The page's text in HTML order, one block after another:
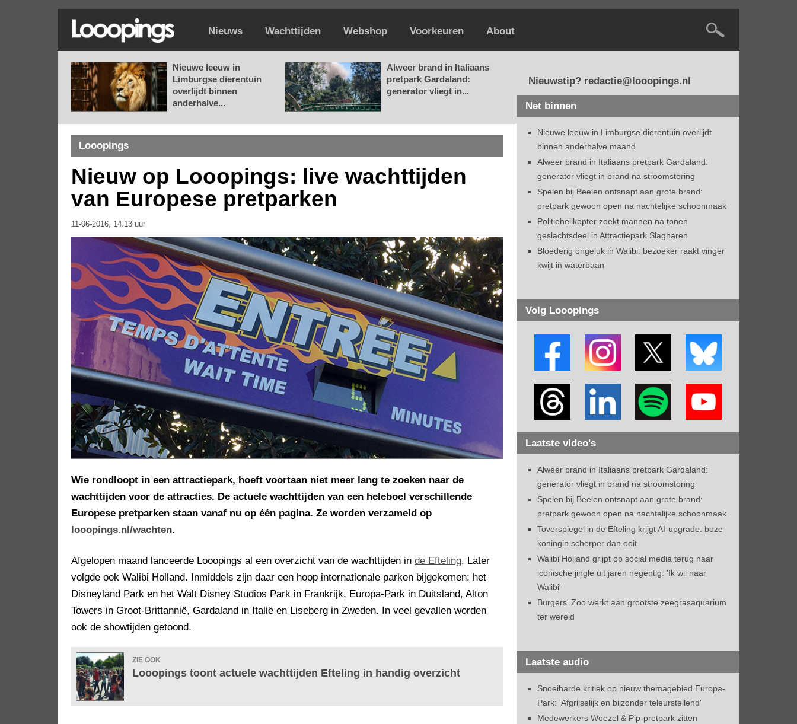
Nieuws Wachttijden Webshop Voorkeuren About
Nieuwe leeuw in
Limburgse dierentuin
overlijdt binnen
anderhalve...
Alweer brand in Italiaans
pretpark Gardaland:
generator vliegt in...
Looopings
Nieuw op Looopings: live wachttijden
van Europese pretparken
11-06-2016, 14.13 uur
Wie rondloopt in een attractiepark, hoeft voortaan niet meer lang te zoeken naar de
wachttijden voor de attracties. De actuele wachttijden van een heleboel verschillende
Europese pretparken staan vanaf nu op één pagina. Ze worden verzameld op
looopings.nl/wachten.
Afgelopen maand lanceerde Looopings al een overzicht van de wachttijden in de Efteling. Later
volgde ook Walibi Holland. Inmiddels zijn daar een hoop internationale parken bijgekomen: het
Disneyland Park en het Walt Disney Studios Park in Frankrijk, Europa-Park in Duitsland, Alton
Towers in Groot-Brittannië, Gardaland in Italië en Liseberg in Zweden. In veel gevallen worden
ook de showtijden getoond.
ZIE OOK
Looopings toont actuele wachttijden Efteling in handig overzicht
Nieuwstip? redactie@looopings.nl
Net binnen
Nieuwe leeuw in Limburgse dierentuin overlijdt
binnen anderhalve maand
Alweer brand in Italiaans pretpark Gardaland:
generator vliegt in brand na stroomstoring
Spelen bij Beelen ontsnapt aan grote brand:
pretpark gewoon open na nachtelijke schoonmaak
Politiehelikopter zoekt mannen na tonen
geslachtsdeel in Attractiepark Slagharen
Bloederig ongeluk in Walibi: bezoeker raakt vinger
kwijt in waterbaan
Volg Looopings
Laatste video's
Alweer brand in Italiaans pretpark Gardaland:
generator vliegt in brand na stroomstoring
Spelen bij Beelen ontsnapt aan grote brand:
pretpark gewoon open na nachtelijke schoonmaak
Toverspiegel in de Efteling krijgt AI-upgrade: boze
koningin scherper dan ooit
Walibi Holland grijpt op social media terug naar
iconische jingle uit jaren negentig: 'Ik wil naar
Walibi'
Burgers' Zoo werkt aan grootste zeegrasaquarium
ter wereld
Laatste audio
Snoeiharde kritiek op nieuw themagebied Europa-
Park: 'Afgrijselijk en bijzonder teleurstellend'
Medewerkers Woezel & Pip-pretpark zitten